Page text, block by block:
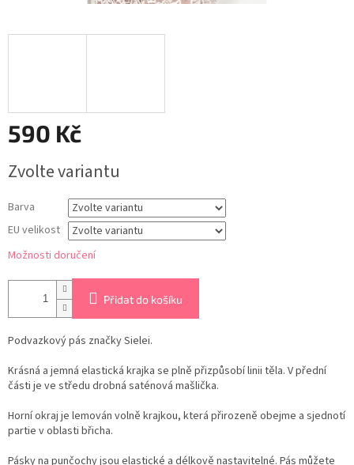
590 Kč
cena:
Zvolte variantu
Barva
EU velikost
Možnosti doručení
Přidat do košíku
Podvazkový pás značky Sielei.
Krásná a jemná elastická krajka se plně přizpůsobí linii těla. V přední
části je ve středu drobná saténová mašlička.
Horní okraj je lemován volně krajkou, která přirozeně obejme a sjednotí
partie v oblasti břicha.
Pásky na punčochy jsou elastické a délkově nastavitelné. Pás můžete